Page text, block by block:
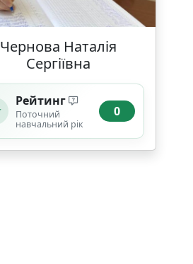
Чернова Наталія
Сергіївна
Рейтинг
Поточний
навчальний рік
0